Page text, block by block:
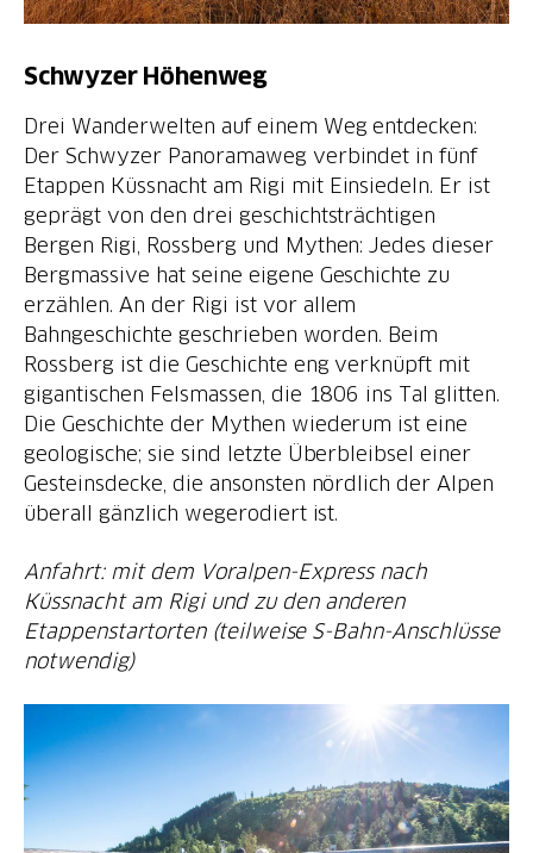
Schwyzer Höhenweg
Drei Wanderwelten auf einem Weg entdecken:
Der Schwyzer Panoramaweg verbindet in fünf
Etappen Küssnacht am Rigi mit Einsiedeln. Er ist
geprägt von den drei geschichtsträchtigen
Bergen Rigi, Rossberg und Mythen: Jedes dieser
Bergmassive hat seine eigene Geschichte zu
erzählen. An der Rigi ist vor allem
Bahngeschichte geschrieben worden. Beim
Rossberg ist die Geschichte eng verknüpft mit
gigantischen Felsmassen, die 1806 ins Tal glitten.
Die Geschichte der Mythen wiederum ist eine
geologische; sie sind letzte Überbleibsel einer
Gesteinsdecke, die ansonsten nördlich der Alpen
überall gänzlich wegerodiert ist.
Anfahrt: mit dem Voralpen-Express nach
Küssnacht am Rigi und zu den anderen
Etappenstartorten (teilweise S-Bahn-Anschlüsse
notwendig)